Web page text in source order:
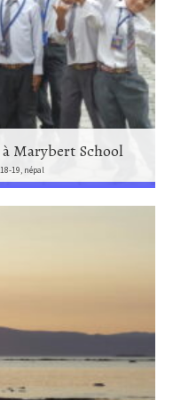
Marybert School
19, népal